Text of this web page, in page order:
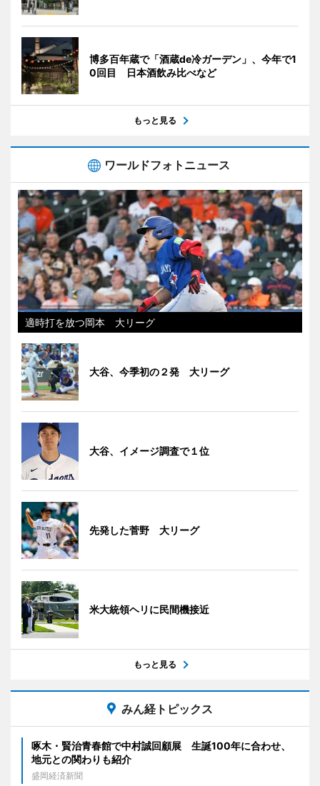
博多百年蔵で「酒蔵de冷ガーデン」、今年で1
0回目 日本酒飲み比べなど
もっと見る
ワールドフォトニュース
適時打を放つ岡本 大リーグ
大谷、今季初の２発 大リーグ
大谷、イメージ調査で１位
先発した菅野 大リーグ
米大統領ヘリに民間機接近
もっと見る
みん経トピックス
啄木・賢治青春館で中村誠回顧展 生誕100年に合わせ、
地元との関わりも紹介
盛岡経済新聞